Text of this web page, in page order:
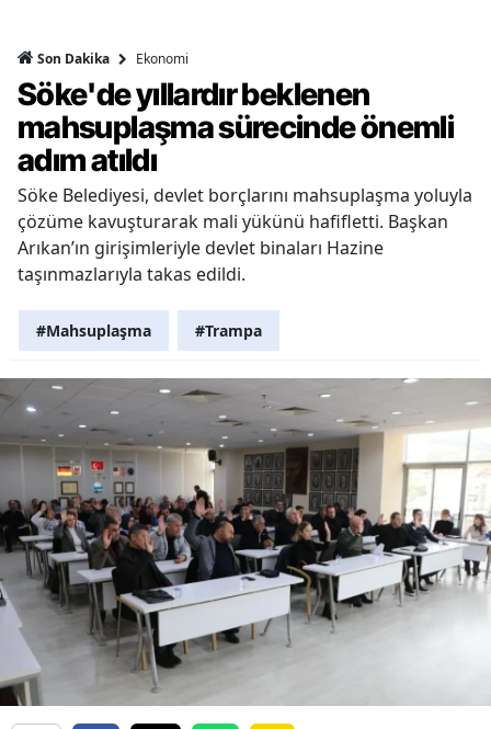
Son Dakika Ekonomi
Söke'de yıllardır beklenen
mahsuplaşma sürecinde önemli
adım atıldı
Söke Belediyesi, devlet borçlarını mahsuplaşma yoluyla
çözüme kavuşturarak mali yükünü hafifletti. Başkan
Arıkan’ın girişimleriyle devlet binaları Hazine
taşınmazlarıyla takas edildi.
#Mahsuplaşma #Trampa